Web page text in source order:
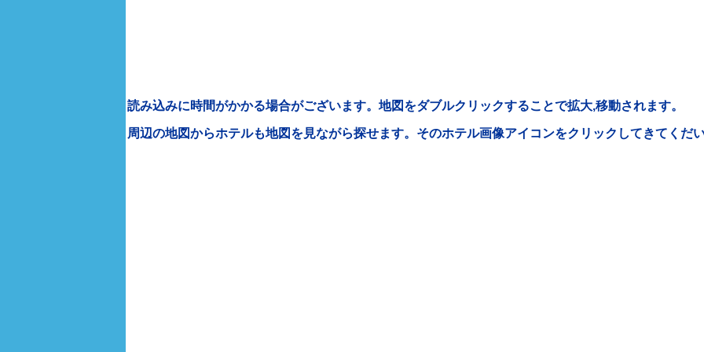
読み込みに時間がかかる場合がございます。地図をダブルクリックすることで拡大,移動されます。
周辺の地図からホテルも地図を見ながら探せます。そのホテル画像アイコンをクリックしてきてくだ